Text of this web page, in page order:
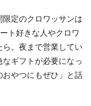
定のクロワッサンは
ト好きな人やクロワ
。夜まで営業してい
ギフトが必要になっ
やつにもぜひ」と話